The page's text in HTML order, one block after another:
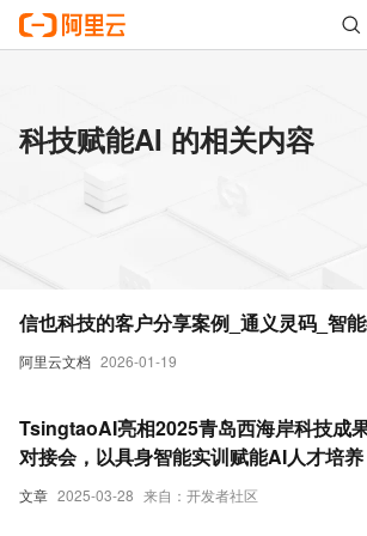
科技赋能AI 的相关内容
阿里云文档 2026-01-19
信也科技的客户分享案例_通义灵码_智
文章 2025-03-28 来自：开发者社区
TsingtaoAI亮相2025青岛西海岸科技成
对接会，以具身智能实训赋能AI人才培养